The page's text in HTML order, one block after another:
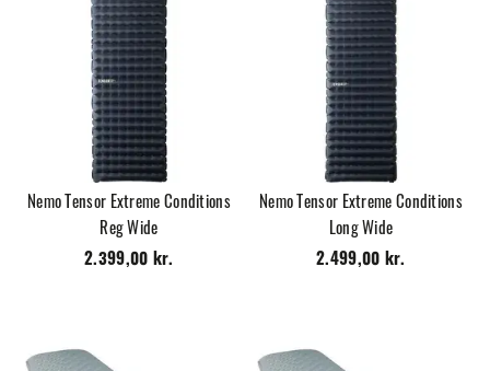
Nemo Tensor Extreme Conditions
Reg Wide
2.399,00 kr.
Nemo Tensor Extreme Conditions
Long Wide
2.499,00 kr.